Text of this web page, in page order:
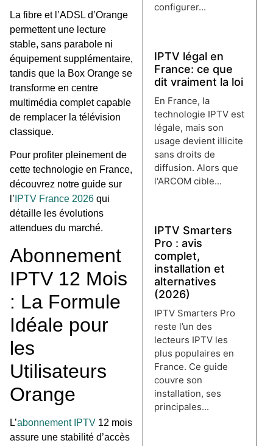
La fibre et l’ADSL d’Orange
permettent une lecture
stable, sans parabole ni
équipement supplémentaire,
tandis que la Box Orange se
transforme en centre
multimédia complet capable
de remplacer la télévision
classique.
Pour profiter pleinement de
cette technologie en France,
découvrez notre guide sur
l’ IPTV France 2026 qui
détaille les évolutions
attendues du marché.
Abonnement
IPTV 12 Mois
: La Formule
Idéale pour
les
Utilisateurs
Orange
L’abonnement IPTV 12 mois
assure une stabilité d’accès
configurer...
IPTV légal en
France: ce que
dit vraiment la loi
En France, la
technologie IPTV est
légale, mais son
usage devient illicite
sans droits de
diffusion. Alors que
l'ARCOM cible...
IPTV Smarters
Pro : avis
complet,
installation et
alternatives
(2026)
IPTV Smarters Pro
reste l’un des
lecteurs IPTV les
plus populaires en
France. Ce guide
couvre son
installation, ses
principales...